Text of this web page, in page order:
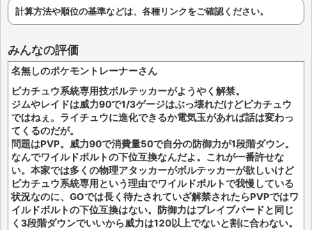
計算方法や順位の基準などは、各種リンクをご確認ください。
みんなの評価
名無しのポケモントレーナーさん
ピカチュウ系統専用技ボルテッカーがようやく解禁。
ジムやレイドは威力90で1/3ゲージはぶっ壊れだけどピカチュウ
ではねぇ。ライチュウに進化できるか電気玉があれば話は変わっ
てくるのだが。
問題はPVP。威力90で消費量50で自分の防御力が1段階ダウン。
なんでワイルドボルトの下位互換なんだよ。これが一番許せな
い。本家では多くの物理アタッカーがボルテッカーが欲しいけど
ピカチュウ系統専用という理由でワイルドボルトで我慢している
状況なのに、GOでは長く待たされていざ解禁されたらPVPではワ
イルドボルトの下位互換はない。防御力はブレイブバードと同じ
く3段階ダウンでいいから威力は120以上でないと割に合わない。